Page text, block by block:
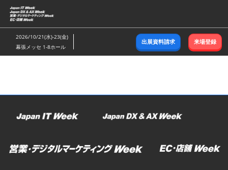
ス
キ
ッ
し
む
2026/10/21(水)-23(金)
幕張メッセ 1-8ホール
出展資料請求 来場登録